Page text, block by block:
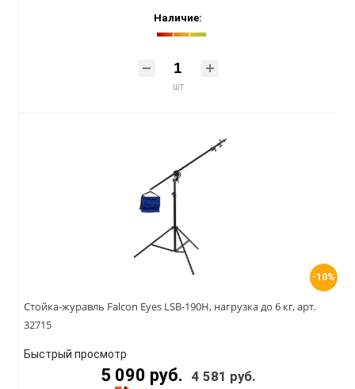
Наличие:
шт
-10%
Стойка-журавль Falcon Eyes LSB-190H, нагрузка до 6 кг, арт.
32715
Быстрый просмотр
5 090 руб. 4 581 руб.